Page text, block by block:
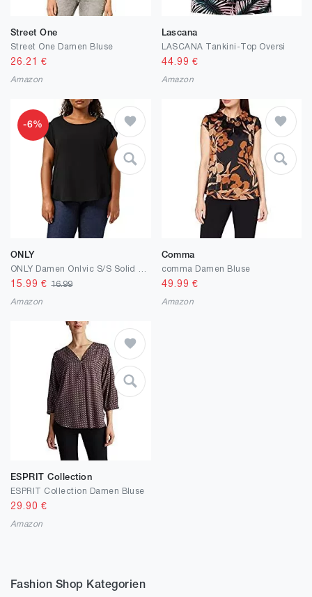
Street One
Street One Damen Bluse
26.21 €
Amazon
Lascana
LASCANA Tankini-Top Oversi
44.99 €
Amazon
-6%
ONLY
15.99 €16.99
Amazon
Comma
comma Damen Bluse
49.99 €
Amazon
ESPRIT Collection
ESPRIT Collection Damen Bluse
29.90 €
Amazon
Fashion Shop Kategorien